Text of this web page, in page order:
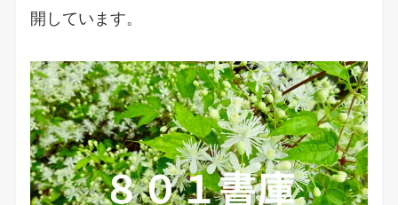
開しています。